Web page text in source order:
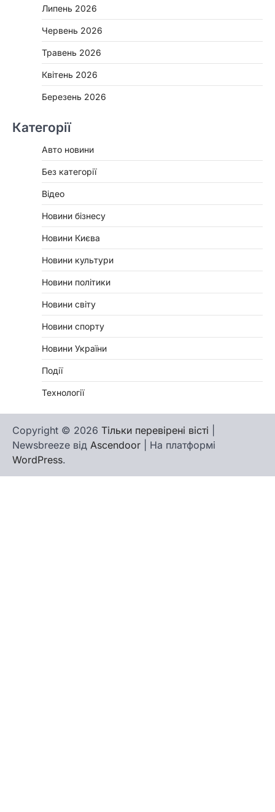
Липень 2026
Червень 2026
Травень 2026
Квітень 2026
Березень 2026
Категорії
Авто новини
Без категорії
Відео
Новини бізнесу
Новини Києва
Новини культури
Новини політики
Новини світу
Новини спорту
Новини України
Події
Технології
Copyright © 2026 Тільки перевірені вісті
Newsbreeze від Ascendoor | На платформі
WordPress.